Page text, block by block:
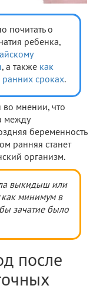
почитать о
ребенка,
, а также как
ранних сроках.
во мнении, что
между
беременность
ранняя станет
организм.
выкидыш или
как минимум в
зачатие было
после